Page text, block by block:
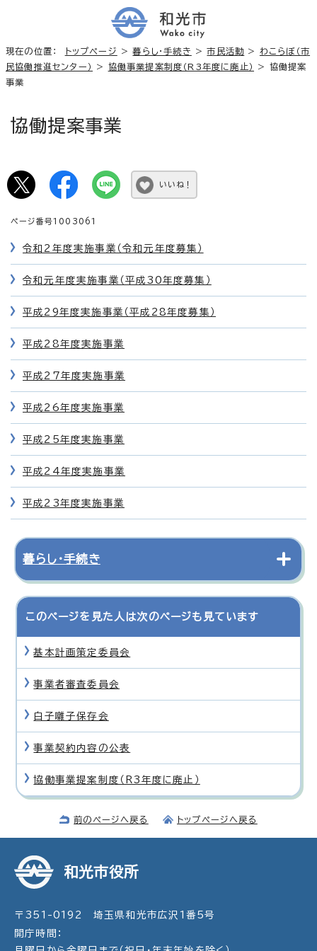
現在の位置： トップページ >暮らし・手続き >市民活動 > わこらぼ（市
民協働推進センター）
> 協働事業提案制度（R3年度に廃止）
> 協働提案
事業
協働提案事業
いいね！
ページ番号1003061
令和2年度実施事業（令和元年度募集）
令和元年度実施事業（平成30年度募集）
平成29年度実施事業（平成28年度募集）
平成28年度実施事業
平成27年度実施事業
平成26年度実施事業
平成25年度実施事業
平成24年度実施事業
平成23年度実施事業
暮らし・手続き
このページを見た人は次のページも見ています
基本計画策定委員会
事業者審査委員会
白子囃子保存会
事業契約内容の公表
協働事業提案制度（R3年度に廃止）
前のページへ戻る トップページへ戻る
和光市役所
〒351-0192 埼玉県和光市広沢1番5号
開庁時間：